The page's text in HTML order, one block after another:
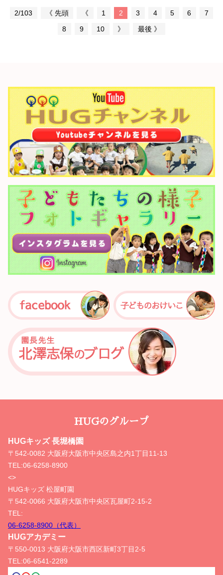
2/103 《 先頭 《 1 2 3 4 5 6
7
8
9 10 》 最後 》
HUGのグループ
HUGキッズ 長堀橋園
〒542-0082 大阪府大阪市中央区島之内1丁目11-13
TEL:06-6258-8900
<>
HUGキッズ 松屋町園
〒542-0066 大阪府大阪市中央区瓦屋町2-15-2
TEL:
06-6258-8900（代表）
HUGアカデミー
〒550-0013 大阪府大阪市西区新町3丁目2-5
TEL:06-6541-2289